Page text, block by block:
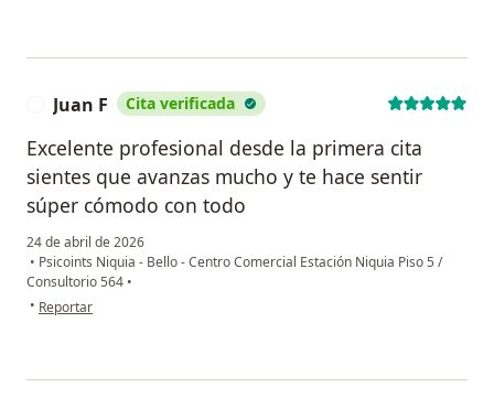
Juan F Cita verificada
Excelente profesional desde la primera cita
sientes que avanzas mucho y te hace sentir
súper cómodo con todo
24 de abril de 2026
• Psicoints Niquia - Bello - Centro Comercial Estación Niquia Piso 5 /
Consultorio 564 •
• en opinión del usuario Juan F
Reportar